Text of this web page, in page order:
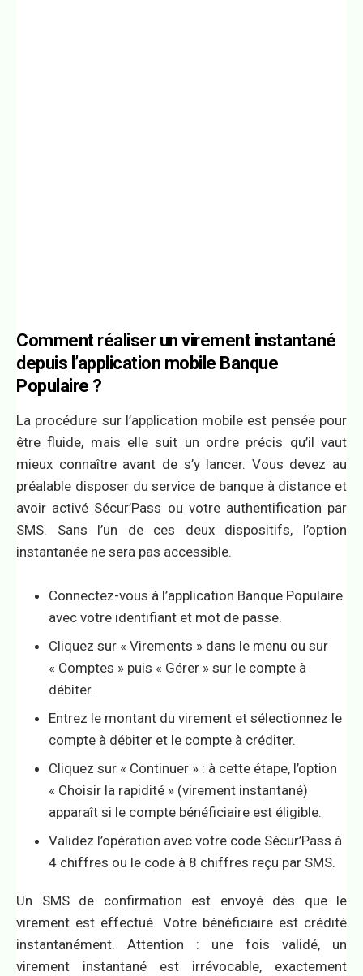
Comment réaliser un virement instantané
depuis l’application mobile Banque
Populaire ?
La procédure sur l’application mobile est pensée pour
être fluide, mais elle suit un ordre précis qu’il vaut
mieux connaître avant de s’y lancer. Vous devez au
préalable disposer du service de banque à distance et
avoir activé Sécur’Pass ou votre authentification par
SMS. Sans l’un de ces deux dispositifs, l’option
instantanée ne sera pas accessible.
Connectez-vous à l’application Banque Populaire
avec votre identifiant et mot de passe.
Cliquez sur « Virements » dans le menu ou sur
« Comptes » puis « Gérer » sur le compte à
débiter.
Entrez le montant du virement et sélectionnez le
compte à débiter et le compte à créditer.
Cliquez sur « Continuer » : à cette étape, l’option
« Choisir la rapidité » (virement instantané)
apparaît si le compte bénéficiaire est éligible.
Validez l’opération avec votre code Sécur’Pass à
4 chiffres ou le code à 8 chiffres reçu par SMS.
Un SMS de confirmation est envoyé dès que le
virement est effectué. Votre bénéficiaire est crédité
instantanément. Attention : une fois validé, un
virement instantané est irrévocable, exactement